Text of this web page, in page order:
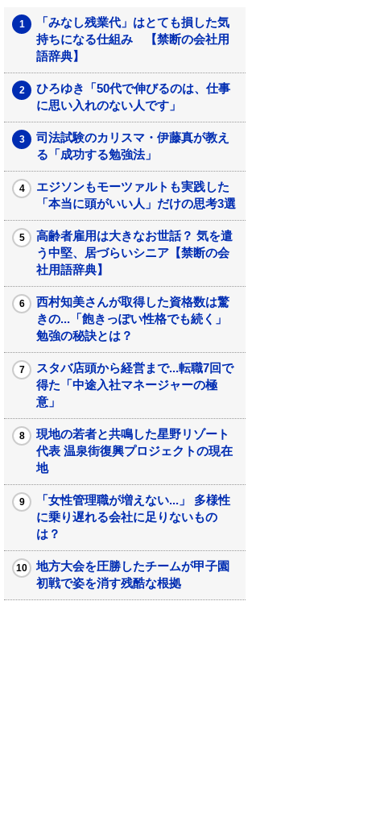
「みなし残業代」はとても損した気
持ちになる仕組み 【禁断の会社用
語辞典】
ひろゆき「50代で伸びるのは、仕事
に思い入れのない人です」
司法試験のカリスマ・伊藤真が教え
る「成功する勉強法」
エジソンもモーツァルトも実践した
「本当に頭がいい人」だけの思考3選
高齢者雇用は大きなお世話？ 気を遣
う中堅、居づらいシニア【禁断の会
社用語辞典】
西村知美さんが取得した資格数は驚
きの...「飽きっぽい性格でも続く」
勉強の秘訣とは？
スタバ店頭から経営まで...転職7回で
得た「中途入社マネージャーの極
意」
現地の若者と共鳴した星野リゾート
代表 温泉街復興プロジェクトの現在
地
「女性管理職が増えない...」 多様性
に乗り遅れる会社に足りないもの
は？
地方大会を圧勝したチームが甲子園
初戦で姿を消す残酷な根拠